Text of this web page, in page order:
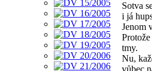
Sotva
i já
Jenom
tmy.
Nu,